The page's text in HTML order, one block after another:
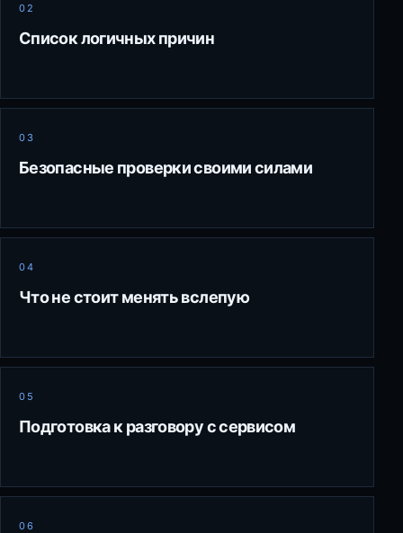
02
Список логичных причин
03
Безопасные проверки своими силами
04
Что не стоит менять вслепую
05
Подготовка к разговору с сервисом
06